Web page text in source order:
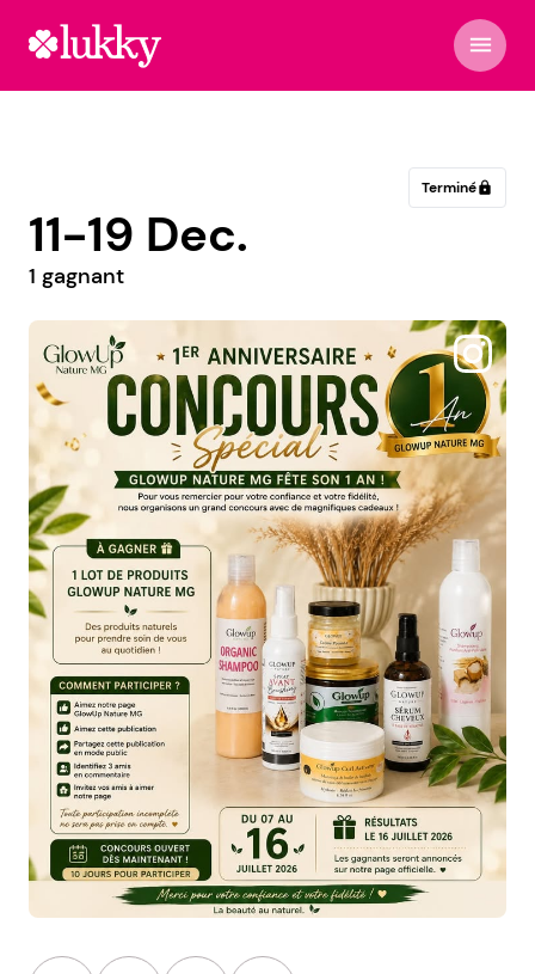
menu
Terminélock
11-19 Dec.
1 gagnant
@stephane_plaza_lemans